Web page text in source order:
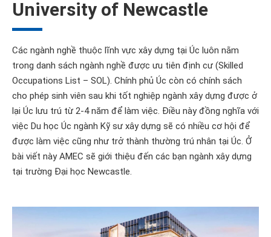
University of Newcastle
Các ngành nghề thuộc lĩnh vực xây dựng tại Úc luôn nằm
trong danh sách ngành nghề được ưu tiên định cư (Skilled
Occupations List – SOL). Chính phủ Úc còn có chính sách
cho phép sinh viên sau khi tốt nghiệp ngành xây dựng được ở
lại Úc lưu trú từ 2-4 năm để làm việc. Điều này đồng nghĩa với
việc Du học Úc ngành Kỹ sư xây dựng sẽ có nhiều cơ hội để
được làm việc cũng như trở thành thường trú nhân tại Úc. Ở
bài viết này AMEC sẽ giới thiệu đến các bạn ngành xây dựng
tại trường Đại học Newcastle.